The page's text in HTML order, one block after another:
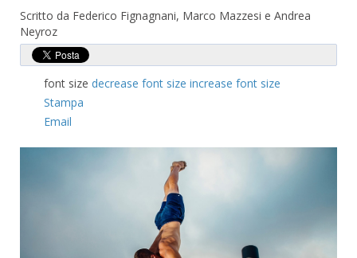
Scritto da Federico Fignagnani, Marco Mazzesi e Andrea
Neyroz
font size decrease font size increase font size
Stampa
Email